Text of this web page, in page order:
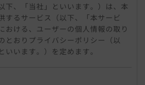
下、「当社」といいます。）は、本
するサービス（以下、「本サービ
おける、ユーザーの個人情報の取り
とおりプライバシーポリシー（以
いいます。）を定めます。